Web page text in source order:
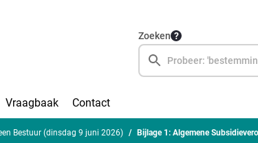
Zoeken
Vraagbaak Contact
Bestuur (dinsdag 9 juni 2026) Bijlage 1: Algemene